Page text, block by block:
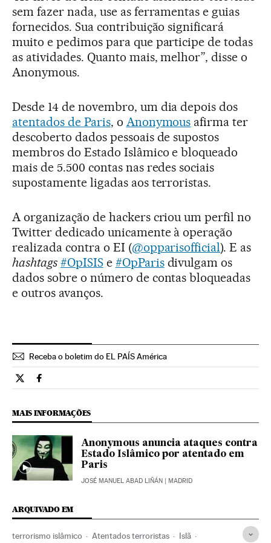
sem fazer nada, use as ferramentas e guias
fornecidos. Sua contribuição significará
muito e pedimos para que participe de todas
as atividades. Quanto mais, melhor”, disse o
Anonymous.
Desde 14 de novembro, um dia depois dos
atentados de Paris, o Anonymous afirma ter
descoberto dados pessoais de supostos
membros do Estado Islâmico e bloqueado
mais de 5.500 contas nas redes sociais
supostamente ligadas aos terroristas.
A organização de hackers criou um perfil no
Twitter dedicado unicamente à operação
realizada contra o EI (@opparisofficial). E as
hashtags #OpISIS e #OpParisdivulgam os
dados sobre o número de contas bloqueadas
e outros avanços.
Receba o boletim do EL PAÍS América
Tecnologia El País Brasil en Twitter
Tecnologia El País Brasil en Facebook
MAIS INFORMAÇÕES
Anonymous anuncia ataques contra
Estado Islâmico por atentado em
Paris
JOSÉ MANUEL ABAD LIÑÁN | MADRID
ARQUIVADO EM
terrorismo islâmico Atentados terroristas Islã